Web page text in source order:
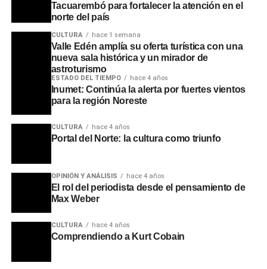
El primer premio fue otorgado a Franco Sum, de 19 años,
abuela. Según explicó el autor, la obra buscó retratar un
puesto correspondió a Daniela Rodríguez, de 16 años y
oriunda de Paso de los Toros, quien capturó una escena
urbana cotidiana de su ciudad de manera espontánea.
Duarte, de 24 años, quien recibirá su reconocimiento en
los próximos días al no haber podido asistir al evento.
Al cierre de la premiación, la Dirección de Juventud
Tacuarembó para fortalecer la atención en el
norte del país
CULTURA hace 1 semana
Valle Edén amplía su oferta turística con una
nueva sala histórica y un mirador de
astroturismo
ESTADO DEL TIEMPO hace 4 años
Inumet: Continúa la alerta por fuertes vientos
para la región Noreste
CULTURA hace 4 años
Portal del Norte: la cultura como triunfo
OPINIÓN Y ANÁLISIS hace 4 años
El rol del periodista desde el pensamiento de
Max Weber
CULTURA hace 4 años
Comprendiendo a Kurt Cobain